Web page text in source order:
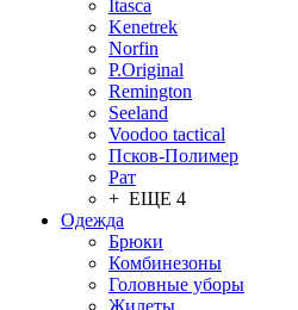
Itasca
Kenetrek
Norfin
P.Original
Remington
Seeland
Voodoo tactical
Псков-Полимер
Рат
+ ЕЩЕ 4
Одежда
Брюки
Комбинезоны
Головные уборы
Жилеты